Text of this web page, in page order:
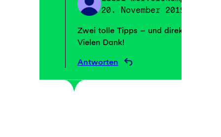
20. November 2019
Zwei tolle Tipps – und direkt mit
Vielen Dank!
Antworten